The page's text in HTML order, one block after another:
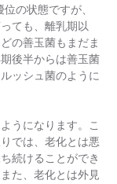
の状態ですが、
ても、離乳期以
の善玉菌もまだま
後半からは善玉菌
ッシュ菌のように
うになります。こ
では、老化とは悪
続けることができ
た、老化とは外見